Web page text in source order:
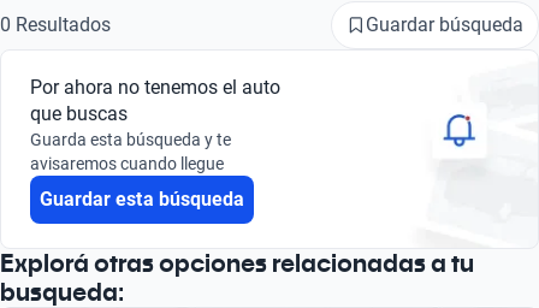
Buscá por marca
Buscá por modelo
Buscá por versión
0 Resultados Guardar búsqueda
Por ahora no tenemos el auto
que buscas
Guarda esta búsqueda y te
avisaremos cuando llegue
Guardar esta búsqueda
Explorá otras opciones relacionadas a tu
busqueda: